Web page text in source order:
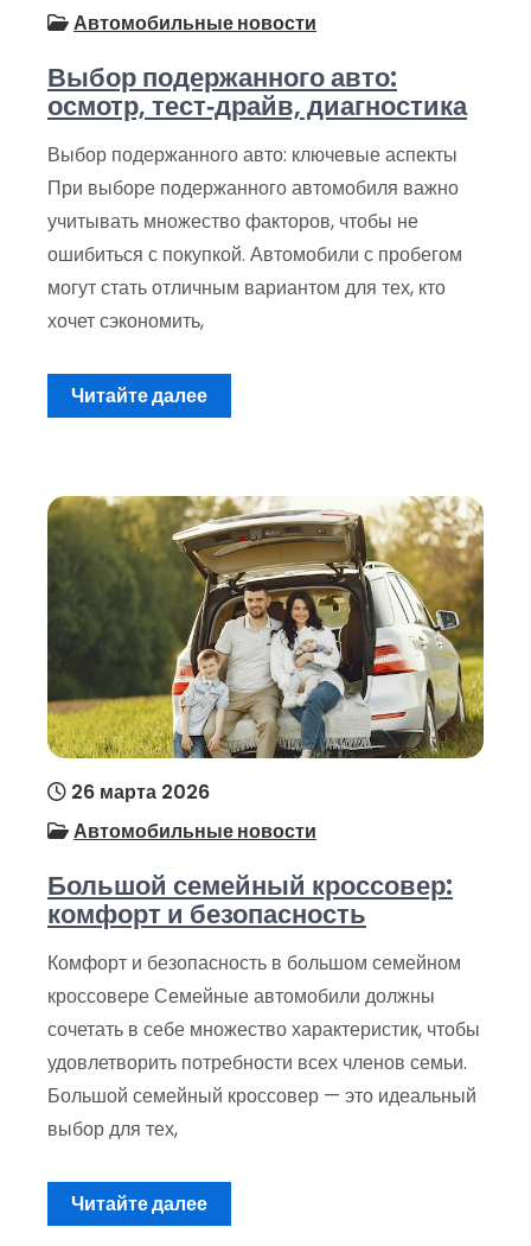
Автомобильные новости
Выбор подержанного авто:
осмотр, тест‑драйв, диагностика
Выбор подержанного авто: ключевые аспекты
При выборе подержанного автомобиля важно
учитывать множество факторов, чтобы не
ошибиться с покупкой. Автомобили с пробегом
могут стать отличным вариантом для тех, кто
хочет сэкономить,
Читайте далее
26 марта 2026
Автомобильные новости
Большой семейный кроссовер:
комфорт и безопасность
Комфорт и безопасность в большом семейном
кроссовере Семейные автомобили должны
сочетать в себе множество характеристик, чтобы
удовлетворить потребности всех членов семьи.
Большой семейный кроссовер — это идеальный
выбор для тех,
Читайте далее